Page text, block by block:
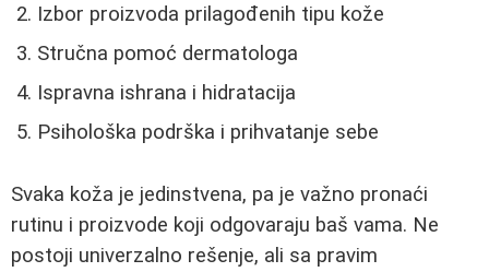
Izbor proizvoda prilagođenih tipu kože
Stručna pomoć dermatologa
Ispravna ishrana i hidratacija
Psihološka podrška i prihvatanje sebe
Svaka koža je jedinstvena, pa je važno pronaći
rutinu i proizvode koji odgovaraju baš vama. Ne
postoji univerzalno rešenje, ali sa pravim